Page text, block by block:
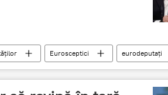
Eurosceptici
eurodeputați